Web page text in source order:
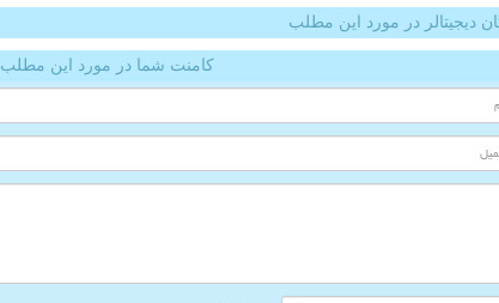
دیجیتالر در مورد این مطلب
کامنت شما در مورد این مطلب